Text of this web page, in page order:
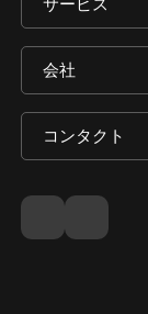
サービス
会社
コンタクト